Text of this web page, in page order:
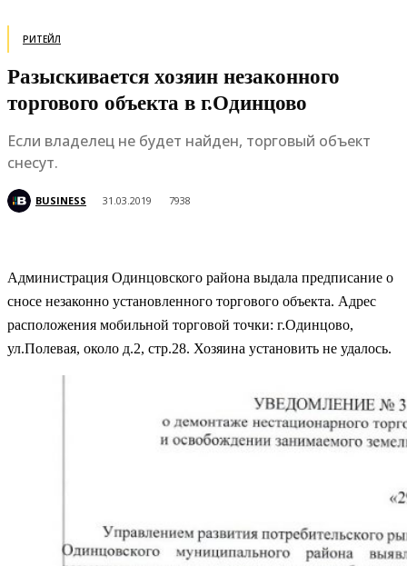
РИТЕЙЛ
Разыскивается хозяин незаконного
торгового объекта в г.Одинцово
Если владелец не будет найден, торговый объект
снесут.
BUSINESS 31.03.2019 7938
Администрация Одинцовского района выдала предписание о
сносе незаконно установленного торгового объекта. Адрес
расположения мобильной торговой точки: г.Одинцово,
ул.Полевая, около д.2, стр.28. Хозяина установить не удалось.